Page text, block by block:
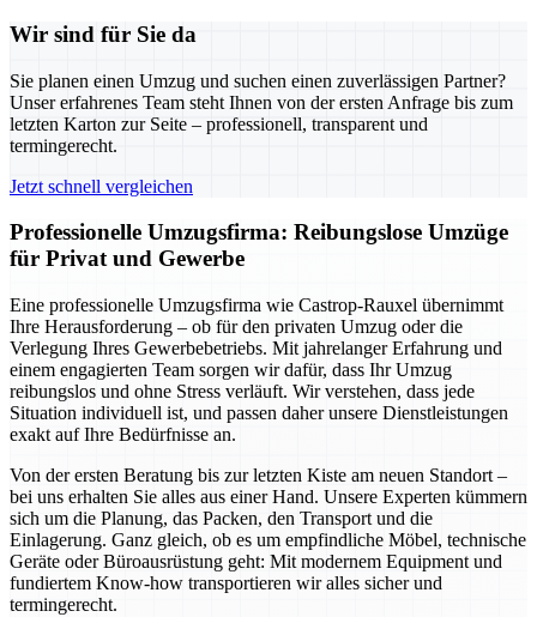
Wir sind für Sie da
Sie planen einen Umzug und suchen einen zuverlässigen Partner?
Unser erfahrenes Team steht Ihnen von der ersten Anfrage bis zum
letzten Karton zur Seite – professionell, transparent und
termingerecht.
Jetzt schnell vergleichen
Professionelle Umzugsfirma: Reibungslose Umzüge
für Privat und Gewerbe
Eine professionelle Umzugsfirma wie Castrop-Rauxel übernimmt
Ihre Herausforderung – ob für den privaten Umzug oder die
Verlegung Ihres Gewerbebetriebs. Mit jahrelanger Erfahrung und
einem engagierten Team sorgen wir dafür, dass Ihr Umzug
reibungslos und ohne Stress verläuft. Wir verstehen, dass jede
Situation individuell ist, und passen daher unsere Dienstleistungen
exakt auf Ihre Bedürfnisse an.
Von der ersten Beratung bis zur letzten Kiste am neuen Standort –
bei uns erhalten Sie alles aus einer Hand. Unsere Experten kümmern
sich um die Planung, das Packen, den Transport und die
Einlagerung. Ganz gleich, ob es um empfindliche Möbel, technische
Geräte oder Büroausrüstung geht: Mit modernem Equipment und
fundiertem Know-how transportieren wir alles sicher und
termingerecht.